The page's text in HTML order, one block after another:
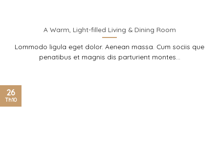
A Warm, Light-filled Living & Dining Room
Lommodo ligula eget dolor. Aenean massa. Cum sociis que
penatibus et magnis dis parturient montes...
26
Th10